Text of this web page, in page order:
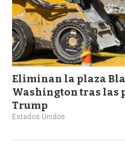
Eliminan la plaza
Washington tras las
Trump
Estados Unidos